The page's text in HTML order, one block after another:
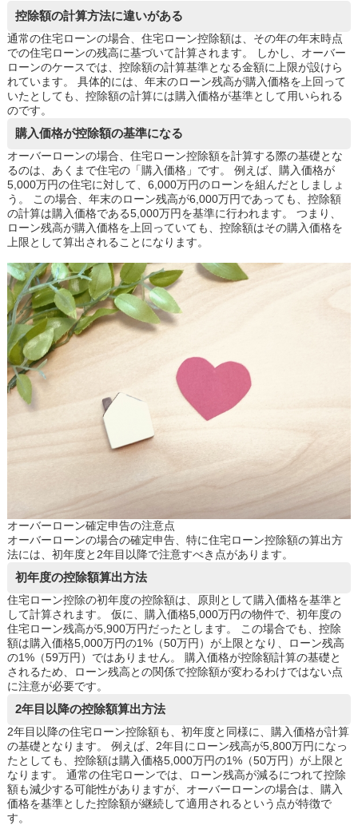
控除額の計算方法に違いがある
通常の住宅ローンの場合、住宅ローン控除額は、その年の年末時点
での住宅ローンの残高に基づいて計算されます。 しかし、オーバー
ローンのケースでは、控除額の計算基準となる金額に上限が設けら
れています。 具体的には、年末のローン残高が購入価格を上回って
いたとしても、控除額の計算には購入価格が基準として用いられる
のです。
購入価格が控除額の基準になる
オーバーローンの場合、住宅ローン控除額を計算する際の基礎とな
るのは、あくまで住宅の「購入価格」です。 例えば、購入価格が
5,000万円の住宅に対して、6,000万円のローンを組んだとしましょ
う。 この場合、年末のローン残高が6,000万円であっても、控除額
の計算は購入価格である5,000万円を基準に行われます。 つまり、
ローン残高が購入価格を上回っていても、控除額はその購入価格を
上限として算出されることになります。
オーバーローン確定申告の注意点
オーバーローンの場合の確定申告、特に住宅ローン控除額の算出方
法には、初年度と2年目以降で注意すべき点があります。
初年度の控除額算出方法
住宅ローン控除の初年度の控除額は、原則として購入価格を基準と
して計算されます。 仮に、購入価格5,000万円の物件で、初年度の
住宅ローン残高が5,900万円だったとします。 この場合でも、控除
額は購入価格5,000万円の1%（50万円）が上限となり、ローン残高
の1%（59万円）ではありません。 購入価格が控除額計算の基礎と
されるため、ローン残高との関係で控除額が変わるわけではない点
に注意が必要です。
2年目以降の控除額算出方法
2年目以降の住宅ローン控除額も、初年度と同様に、購入価格が計算
の基礎となります。 例えば、2年目にローン残高が5,800万円になっ
たとしても、控除額は購入価格5,000万円の1%（50万円）が上限と
なります。 通常の住宅ローンでは、ローン残高が減るにつれて控除
額も減少する可能性がありますが、オーバーローンの場合は、購入
価格を基準とした控除額が継続して適用されるという点が特徴で
す。